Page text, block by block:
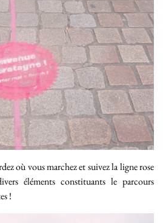
où vous marchez et suivez la ligne rose
éléments constituants le parcours
!